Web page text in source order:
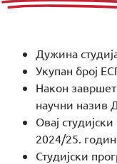
Дужина
Укупан број
Након
научни назив
Овај
2024/25.
Студијски